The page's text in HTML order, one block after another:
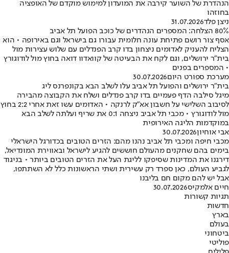
הנהדרת של השוער קירבה את המועדון למימוש מוקדם של האופציה
בחוזהו
ניצן פלד31.07.2026
80% הצלחה: המספרים הנהדרים של כוכב הפועל תל אביב
אסף צור רושם פתיחת עונה חלומית עבורו גם בישראל וגם באירופה • הוא
הצליח להעניק לאדומים ניצחון בדו קרב הפנדלים עם שלוש עצירות מול
בית"ר ירושלים, וגם לקח את הבעיטה של קוואדוו דואה בחוץ מול לודוגורץ
• המספרים בפנים
מערכת ספורט היום30.07.2026
בית"ר ירושלים והפועל תל אביב עלו לשלב הבא בקונפרנס ליג
מיגל סילבה הדף פעמיים בדו קרב פנדלים ושלח את הקבוצה מהבירה
לסיבוב השלישי על חשבון אא"ק לרנקה • האדומים עשו זאת אחרי 2:2 בחוץ
מול לודוגורץ • מכבי תל אביב ניצחה 0:1 את שריף ועלתה לשלב הבא
במוקדמות הליגה האירופית
אבי אוחיון30.07.2026
מכבי חיפה ומכבי תל אביב נהנו מהם: הזרים הטובים בכדורגל הישראלי
בימים בהם שחקנים מהעולם חוששים להגיע לישראל ובאווירת המונדיאל,
דירגנו את המדינות שסיפקו לליגת העל את הזרים הטובים ביותר • בניגוד
לגביע העולם, כאן ספרד רק עשירית ושתי הראשונות כלל לא השתתפו,
אבל יש להם מקום חם בליבנו
חיים אלמקיס30.07.2026
תגיות קשורות
חדשות
בארץ
בעולם
ביטחוני
פוליטי